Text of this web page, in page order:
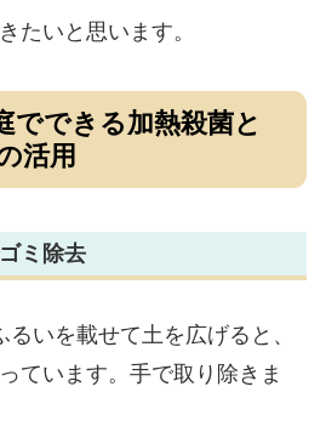
たいと思います。
でできる加熱殺菌と
活用
ミ除去
いを載せて土を広げると、
ています。手で取り除きま